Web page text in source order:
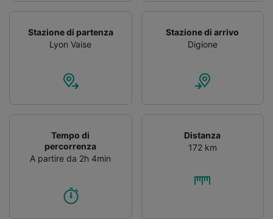
Stazione di partenza
Lyon Vaise
Stazione di arrivo
Digione
Tempo di
percorrenza
A partire da 2h 4min
Distanza
172 km